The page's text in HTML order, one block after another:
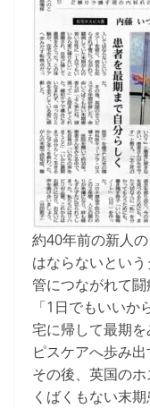
約40年前の新人
はならないとい
管につながれて
「1日でもいい
宅に帰して最期
ピスケアへ歩み出
その後、英国の
くばくもない末